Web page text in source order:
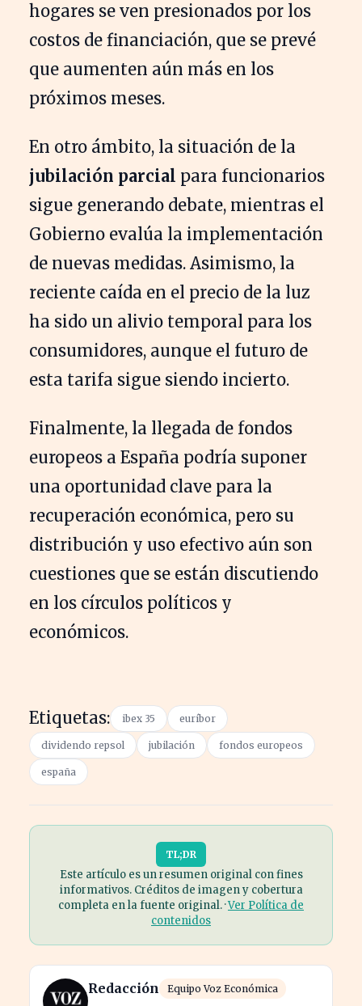
hogares se ven presionados por los
costos de financiación, que se prevé
que aumenten aún más en los
próximos meses.
En otro ámbito, la situación de la
jubilación parcial para funcionarios
sigue generando debate, mientras el
Gobierno evalúa la implementación
de nuevas medidas. Asimismo, la
reciente caída en el precio de la luz
ha sido un alivio temporal para los
consumidores, aunque el futuro de
esta tarifa sigue siendo incierto.
Finalmente, la llegada de fondos
europeos a España podría suponer
una oportunidad clave para la
recuperación económica, pero su
distribución y uso efectivo aún son
cuestiones que se están discutiendo
en los círculos políticos y
económicos.
Etiquetas: ibex 35 euríbor
dividendo repsol jubilación fondos europeos
españa
TL;DR
Este artículo es un resumen original con fines
informativos. Créditos de imagen y cobertura
completa en la fuente original. ·Ver Política de
contenidos
Redacción Equipo Voz Económica